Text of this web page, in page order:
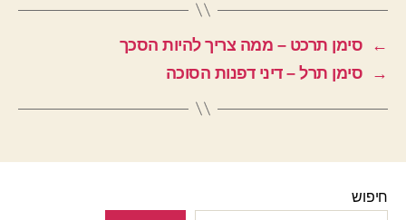
←
סימן תרכט – ממה צריך להיות הסכך
→
סימן תרל – דיני דפנות הסוכה
חיפוש